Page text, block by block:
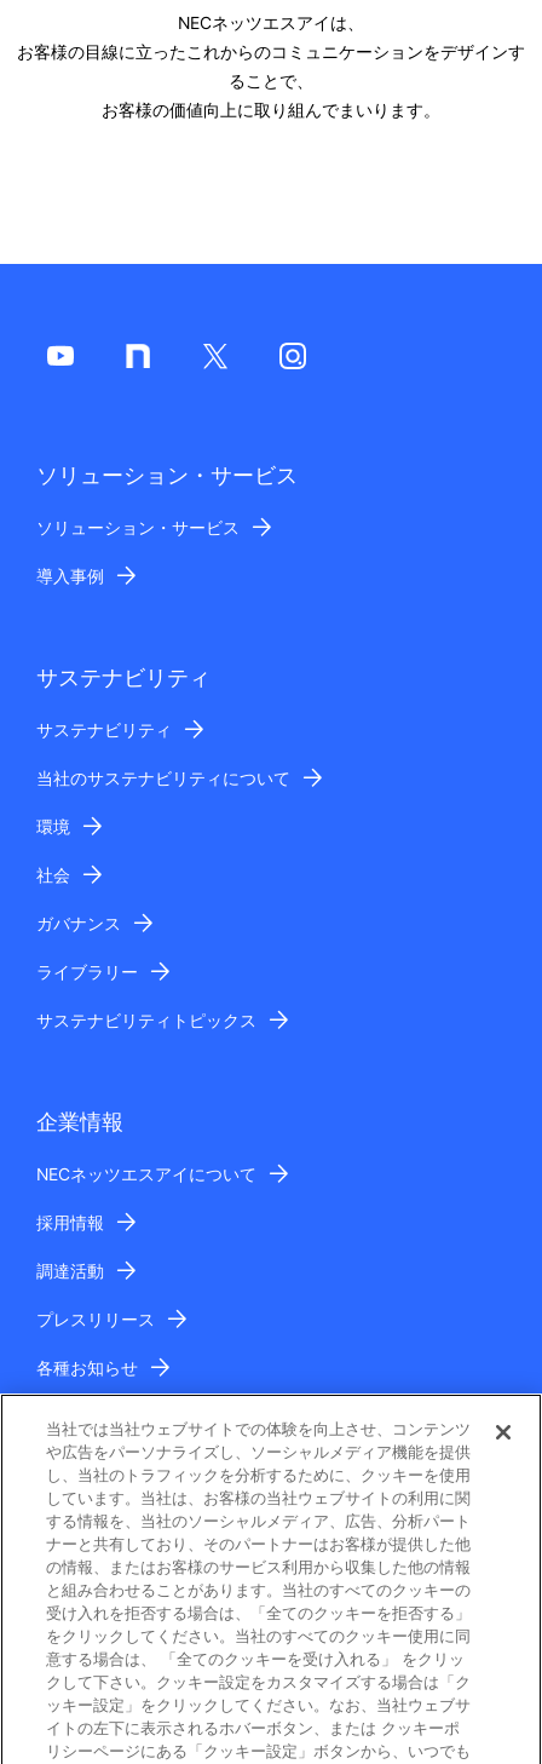
NECネッツエスアイは、
お客様の目線に立ったこれからのコミュニケーションをデザインす
ることで、
お客様の価値向上に取り組んでまいります。
ソリューション・サービス
ソリューション・サービス
導入事例
サステナビリティ
サステナビリティ
当社のサステナビリティについて
環境
社会
ガバナンス
ライブラリー
サステナビリティトピックス
企業情報
NECネッツエスアイについて
採用情報
調達活動
プレスリリース
各種お知らせ
電子公告
ご利用条件
個人情報保護
当社では当社ウェブサイトでの体験を向上させ、コンテンツ
や広告をパーソナライズし、ソーシャルメディア機能を提供
し、当社のトラフィックを分析するために、クッキーを使用
しています。当社は、お客様の当社ウェブサイトの利用に関
する情報を、当社のソーシャルメディア、広告、分析パート
ナーと共有しており、そのパートナーはお客様が提供した他
の情報、またはお客様のサービス利用から収集した他の情報
と組み合わせることがあります。当社のすべてのクッキーの
受け入れを拒否する場合は、「全てのクッキーを拒否する」
をクリックしてください。当社のすべてのクッキー使用に同
意する場合は、 「全てのクッキーを受け入れる」 をクリッ
クして下さい。クッキー設定をカスタマイズする場合は「ク
ッキー設定」をクリックしてください。なお、当社ウェブサ
イトの左下に表示されるホバーボタン、または クッキーポ
リシーページにある「クッキー設定」ボタンから、いつでも